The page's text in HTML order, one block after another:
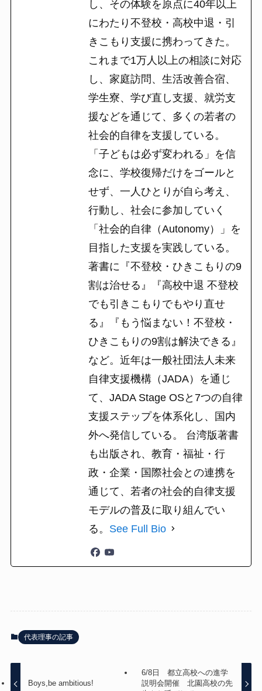
し、その体験を原点に40年以上
にわたり不登校・高校中退・引
きこもり支援に携わってきた。
これまで1万人以上の相談に対応
し、家庭訪問、生活改善合宿、
学生寮、学び直し支援、就労支
援などを通じて、多くの若者の
社会的自律を支援している。
「子どもは必ず変われる」を信
念に、学校復帰だけをゴールと
せず、一人ひとりが自ら考え、
行動し、社会に参加していく
「社会的自律（Autonomy）」を
目指した支援を実践している。
著書に『不登校・ひきこもりの9
割は治せる』『高校中退 不登校
でも引きこもりでもやり直せ
る』『もう悩まない！不登校・
ひきこもりの9割は解決できる』
など。近年は一般社団法人未来
自律支援機構（JADA）を通じ
て、JADA Stage OSと7つの自律
支援ステップを体系化し、国内
外へ発信している。 台湾版著書
も出版され、教育・福祉・行
政・企業・国際社会との連携を
通じて、若者の社会的自律支援
モデルの普及に取り組んでい
る。 See Full Bio
代表理事の記事
Boys,be ambitious!
6/8日 都立高校への進学
説明会開催 北園高校の先